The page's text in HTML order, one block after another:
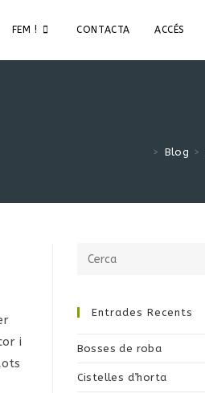
FEM ! CONTACTA ACCÉS
> Blog >
i
Entrades Recents
Bosses de roba
Cistelles d’horta